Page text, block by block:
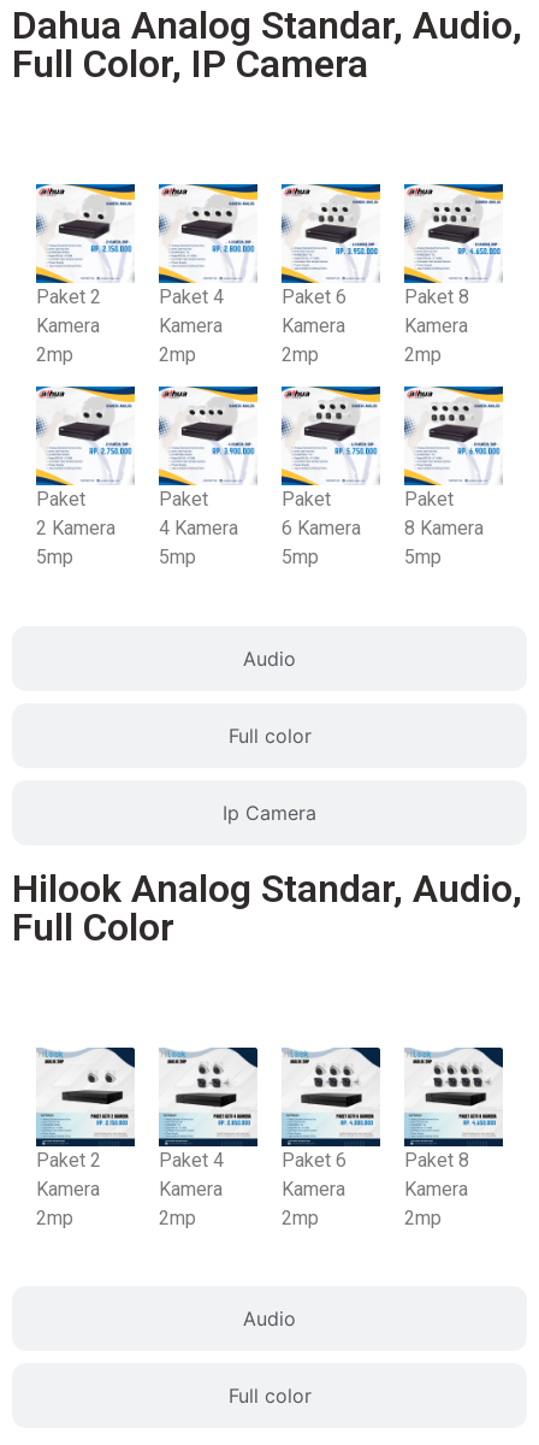
Dahua Analog Standar, Audio,
Full Color, IP Camera
Audio
Full color
Ip Camera
Paket 2
Kamera
2mp
Paket
2 Kamera
5mp
Paket 4
Kamera
2mp
Paket
4 Kamera
5mp
Paket 6
Kamera
2mp
Paket
6 Kamera
5mp
Paket 8
Kamera
2mp
Paket
8 Kamera
5mp
Hilook Analog Standar, Audio,
Full Color
Audio
Full color
Paket 2
Kamera
2mp
Paket 4
Kamera
2mp
Paket 6
Kamera
2mp
Paket 8
Kamera
2mp